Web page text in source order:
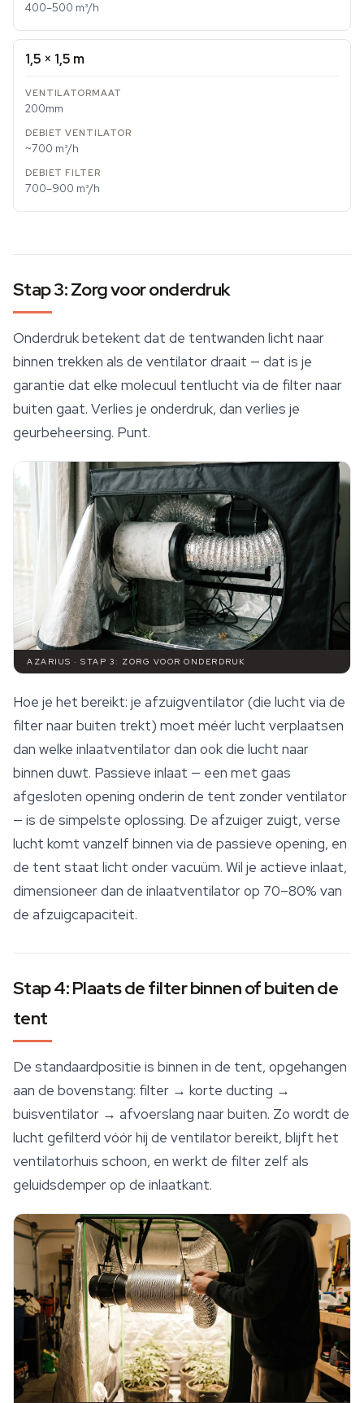
400–500 m³/h
1,5 × 1,5 m
200mm
~700 m³/h
700–900 m³/h
Stap 3: Zorg voor onderdruk
Onderdruk betekent dat de tentwanden licht naar
binnen trekken als de ventilator draait — dat is je
garantie dat elke molecuul tentlucht via de filter naar
buiten gaat. Verlies je onderdruk, dan verlies je
geurbeheersing. Punt.
AZARIUS · STAP 3: ZORG VOOR ONDERDRUK
Hoe je het bereikt: je afzuigventilator (die lucht via de
filter naar buiten trekt) moet méér lucht verplaatsen
dan welke inlaatventilator dan ook die lucht naar
binnen duwt. Passieve inlaat — een met gaas
afgesloten opening onderin de tent zonder ventilator
— is de simpelste oplossing. De afzuiger zuigt, verse
lucht komt vanzelf binnen via de passieve opening, en
de tent staat licht onder vacuüm. Wil je actieve inlaat,
dimensioneer dan de inlaatventilator op 70–80% van
de afzuigcapaciteit.
Stap 4: Plaats de filter binnen of buiten de
tent
De standaardpositie is binnen in de tent, opgehangen
aan de bovenstang: filter → korte ducting →
buisventilator → afvoerslang naar buiten. Zo wordt de
lucht gefilterd vóór hij de ventilator bereikt, blijft het
ventilatorhuis schoon, en werkt de filter zelf als
geluidsdemper op de inlaatkant.